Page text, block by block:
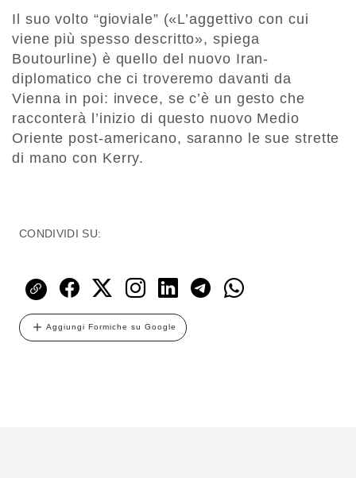
Il suo volto “gioviale” («L’aggettivo con cui
viene più spesso descritto», spiega
Boutourline) è quello del nuovo Iran-
diplomatico che ci troveremo davanti da
Vienna in poi: invece, se c’è un gesto che
racconterà l’inizio di questo nuovo Medio
Oriente post-americano, saranno le sue strette
di mano con Kerry.
CONDIVIDI SU:
Aggiungi Formiche su Google